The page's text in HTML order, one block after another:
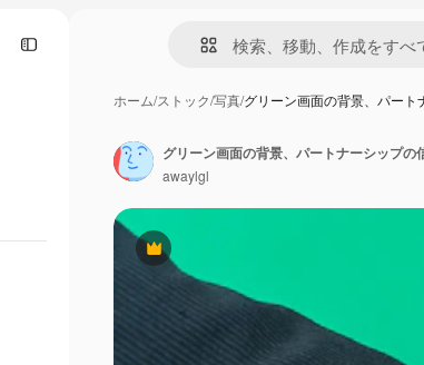
ホーム/ストック/写真/グリーン画面の背景、パー
Premium
グリーン画面の背景、パートナーシップの
awaylgl